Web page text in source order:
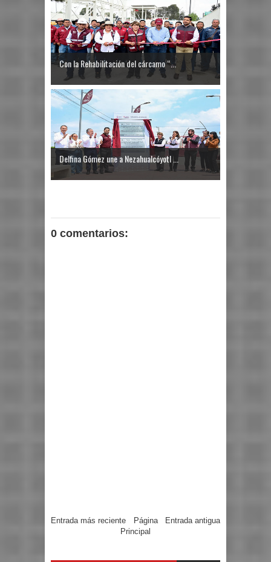
Con la Rehabilitación del cárcamo “...
Delfina Gómez une a Nezahualcóyotl ...
0 comentarios:
Entrada más reciente Entrada antigua
Página
Principal